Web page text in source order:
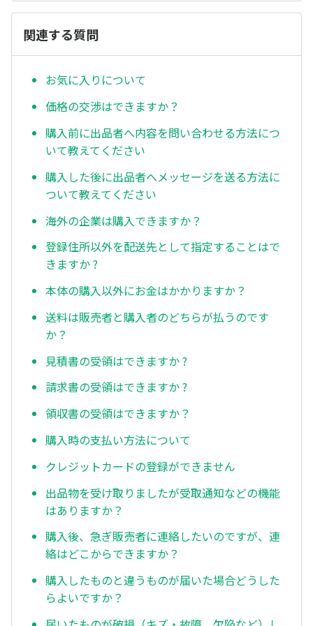
関連する質問
お気に入りについて
価格の交渉はできますか？
購入前に出品者へ内容を問い合わせる方法につ
いて教えてください
購入した後に出品者へメッセージを送る方法に
ついて教えてください
海外の企業は購入できますか？
登録住所以外を配送先として指定することはで
きますか ?
本体の購入以外にお金はかかりますか？
送料は販売者と購入者のどちらが払うのです
か？
見積書の受領はできますか ?
請求書の受領はできますか ?
領収書の受領はできますか？
購入時の支払い方法について
クレジットカードの登録ができません
出品物を受け取りましたが受取通知などの機能
はありますか？
購入後、急ぎ販売者に連絡したいのですが、連
絡はどこからできますか？
購入したものと違うものが届いた場合どうした
らよいですか？